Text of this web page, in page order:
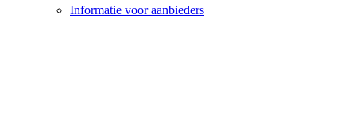
Informatie voor aanbieders